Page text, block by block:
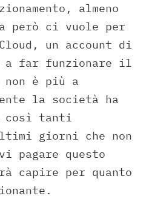
almeno
però ci vuole per
un account di
a far funzionare il
è più a
la società ha
così tanti
giorni che non
pagare questo
capire per quanto